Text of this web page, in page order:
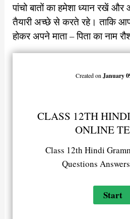
पांचो बातों का हमेशा ध्यान रखें और
तैयारी अच्छे से करते रहे। ताकि
होकर अपने माता – पिता का नाम
Created on January
CLASS 12TH
ONLINE
Class 12th Hindi
Questions